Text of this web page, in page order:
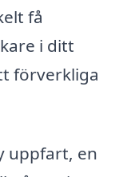
få
i ditt
förverkliga
uppfart, en